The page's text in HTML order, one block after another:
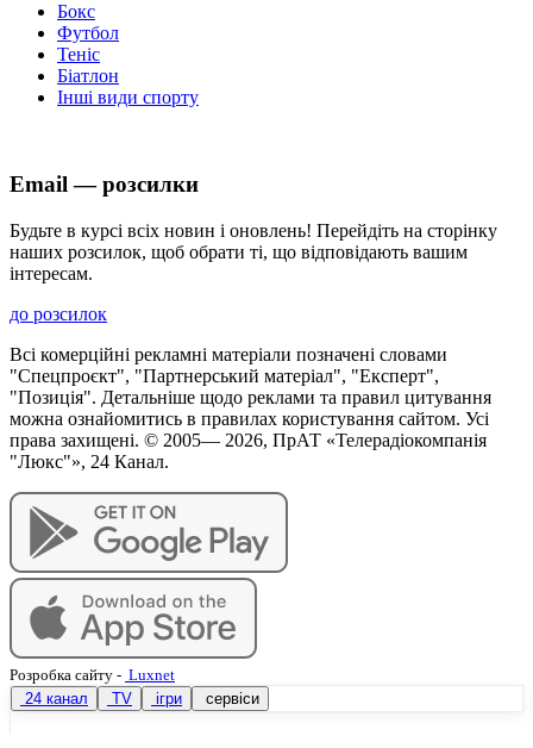
Бокс
Футбол
Теніс
Біатлон
Інші види спорту
Email — розсилки
Будьте в курсі всіх новин і оновлень! Перейдіть на сторінку
наших розсилок, щоб обрати ті, що відповідають вашим
інтересам.
до розсилок
Всі комерційні рекламні матеріали позначені словами
"Спецпроєкт", "Партнерський матеріал", "Експерт",
"Позиція". Детальніше щодо реклами та правил цитування
можна ознайомитись в правилах користування сайтом. Усі
права захищені. © 2005— 2026, ПрАТ «Телерадіокомпанія
"Люкс"», 24 Канал.
Розробка сайту - Luxnet
24 канал
TV ігри сервіси